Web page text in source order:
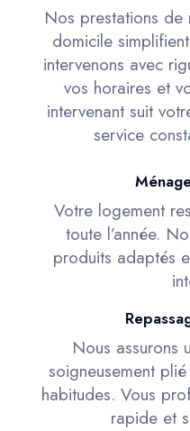
Nos prestations de
domicile
intervenons avec
vos horaires et
intervenant suit
service
Votre logement
toute l’année.
produits adaptés
Nous assurons
soigneusement
habitudes. Vous
rapide et